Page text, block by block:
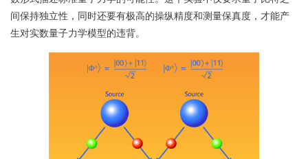
间保持独立性，同时还要有极高的操纵精度和测量保真度，才能产
生对实数量子力学模型的违背。